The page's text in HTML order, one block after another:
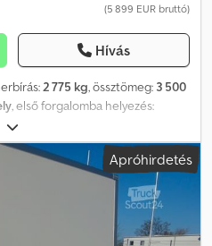
(5 899 EUR bruttó)
Hívás
2 775 kg, össztömeg: 3 500
, első forgalomba helyezés:
, rakodótér szélesség:
magasság:2 130 mm, A15
Abxsf Építőipari gépszállító,
3.500 kg, alvázas pótkocsi,
3,53 m x 1,65 m ...és
és az időközi eladás
Apróhirdetés